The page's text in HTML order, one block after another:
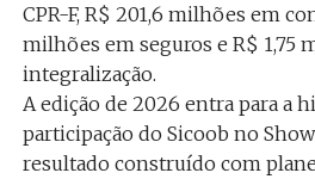
CPR-F, R$ 201,6 milhões em
milhões em seguros e R$ 1,75
integralização.
A edição de 2026 entra para a
participação do Sicoob no
resultado construído com